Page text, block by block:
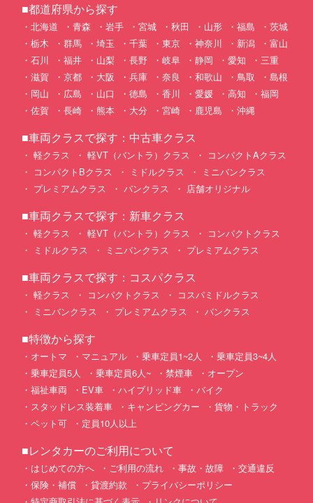
■都道府県から探す
北海道 青森 岩手 宮城 秋田 山形 福島
茨城
栃木
群馬 埼玉 千葉 東京 神奈川 新潟
富山
石川
福井 山梨 長野 岐阜 静岡 愛知
三重
滋賀
京都 大阪 兵庫 奈良 和歌山 鳥取
島根
岡山
広島 山口 徳島 香川 愛媛 高知
福岡
佐賀
長崎 熊本 大分 宮崎 鹿児島 沖縄
■車両クラスで探す：中古車クラス
軽クラス 軽VT（バントラ）クラス
コンパクトAクラス
コンパクトBクラス
ミドルクラス
ミニバンクラス
プレミアムクラス
バンクラス 店舗オリジナル
■車両クラスで探す：新車クラス
軽クラス 軽VT（バントラ）クラス
コンパクトクラス
ミドルクラス
ミニバンクラス プレミアムクラス
■車両クラスで探す：コスパクラス
軽クラス コンパクトクラス
コスパミドルクラス
ミニバンクラス
プレミアムクラス バンクラス
■特徴から探す
オートマ マニュアル 乗車定員1~2人
乗車定員3~4人
乗車定員5人
乗車定員6人~ 禁煙車
オープン
福祉車両
EV車 ハイブリッド車
バイク
スタッドレス装着車
キャンピングカー
貨物・トラック
ペット可
定員10人以上
■レンタカーのご利用について
はじめての方へ ご利用の流れ 事故・故障
交通違反
保険・補償
貸渡約款
プライバシーポリシー